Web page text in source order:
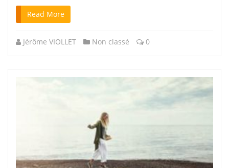
Read More
Jérôme VIOLLET Non classé 0